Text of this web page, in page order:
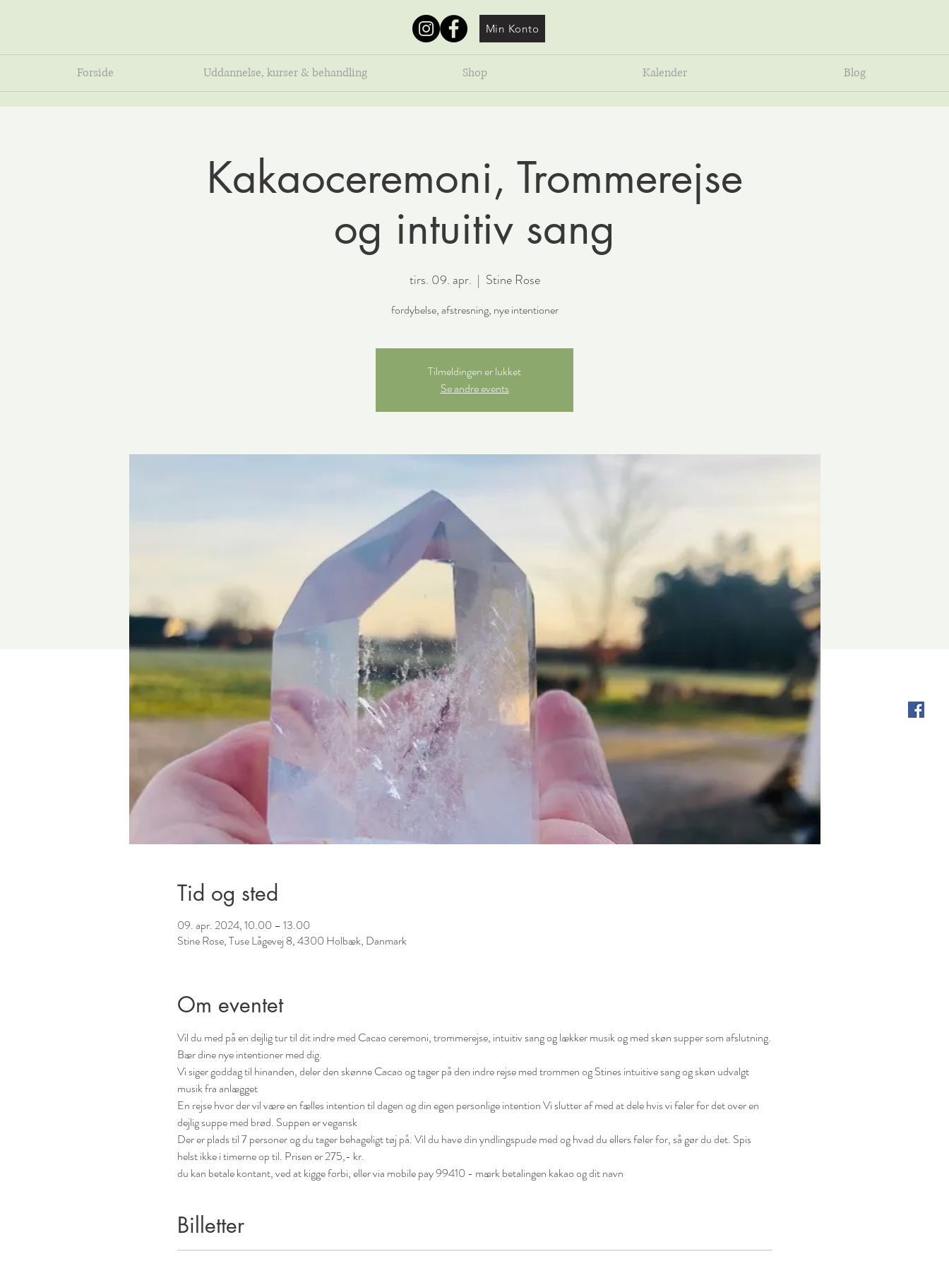
Min Konto
Forside Uddannelse, kurser & behandling Shop Kalender Blog
Kakaoceremoni, Trommerejse
og intuitiv sang
tirs. 09. apr.
  |
Stine Rose
fordybelse, afstresning, nye intentioner
Tilmeldingen er lukket
Se andre events
Tid og sted
09. apr. 2024, 10.00 – 13.00
Stine Rose, Tuse Lågevej 8, 4300 Holbæk, Danmark
Om eventet
Vil du med på en dejlig tur til dit indre med Cacao ceremoni, trommerejse, intuitiv sang og lækker musik og med skøn supper som afslutning.
Bær dine nye intentioner med dig.
Vi siger goddag til hinanden, deler den skønne Cacao og tager på den indre rejse med trommen og Stines intuitive sang og skøn udvalgt
musik fra anlægget
En rejse hvor der vil være en fælles intention til dagen og din egen personlige intention Vi slutter af med at dele hvis vi føler for det over en
dejlig suppe med brød. Suppen er vegansk
Der er plads til 7 personer og du tager behageligt tøj på. Vil du have din yndlingspude med og hvad du ellers føler for, så gør du det. Spis
helst ikke i timerne op til. Prisen er 275,- kr.
du kan betale kontant, ved at kigge forbi, eller via mobile pay 99410 - mærk betalingen kakao og dit navn
Billetter